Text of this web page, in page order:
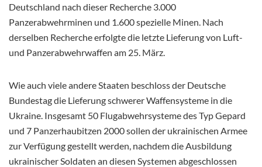
Deutschland nach dieser Recherche 3.000
Panzerabwehrminen und 1.600 spezielle Minen. Nach
derselben Recherche erfolgte die letzte Lieferung von Luft-
und Panzerabwehrwaffen am 25. März.
Wie auch viele andere Staaten beschloss der Deutsche
Bundestag die Lieferung schwerer Waffensysteme in die
Ukraine. Insgesamt 50 Flugabwehrsysteme des Typ Gepard
und 7 Panzerhaubitzen 2000 sollen der ukrainischen Armee
zur Verfügung gestellt werden, nachdem die Ausbildung
ukrainischer Soldaten an diesen Systemen abgeschlossen